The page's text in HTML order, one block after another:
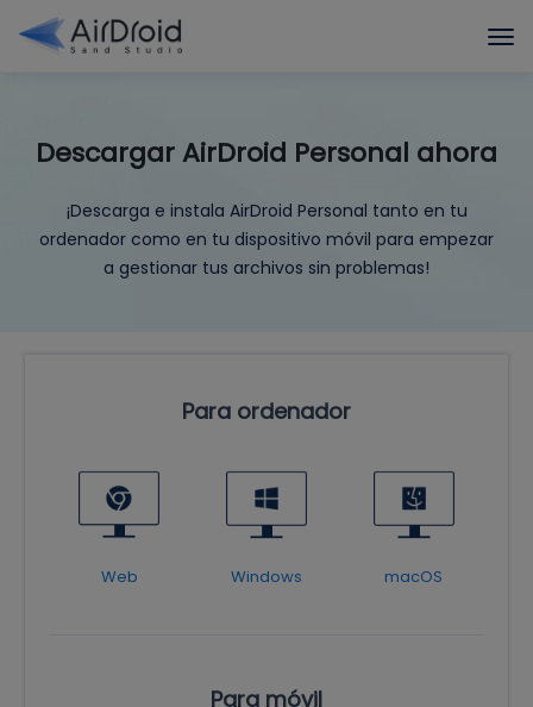
Descargar AirDroid Personal ahora
¡Descarga e instala AirDroid Personal tanto en tu
ordenador como en tu dispositivo móvil para empezar
a gestionar tus archivos sin problemas!
Para ordenador
Web Windows macOS
Para móvil